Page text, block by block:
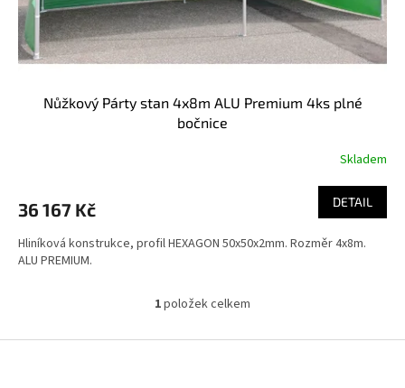
Nůžkový Párty stan 4x8m ALU Premium 4ks plné
bočnice
Skladem
36 167 Kč DETAIL
Hliníková konstrukce, profil HEXAGON 50x50x2mm. Rozměr 4x8m.
ALU PREMIUM.
Ovládací prvky výpisu
1položek celkem